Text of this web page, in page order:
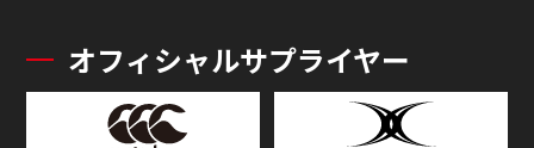
オフィシャルサプライヤー